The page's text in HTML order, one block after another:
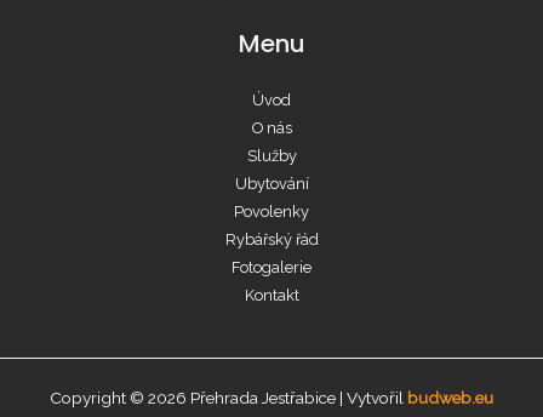
Menu
Úvod
O nás
Služby
Ubytování
Povolenky
Rybářský řád
Fotogalerie
Kontakt
Copyright © 2026 Přehrada Jestřabice | Vytvořil budweb.eu